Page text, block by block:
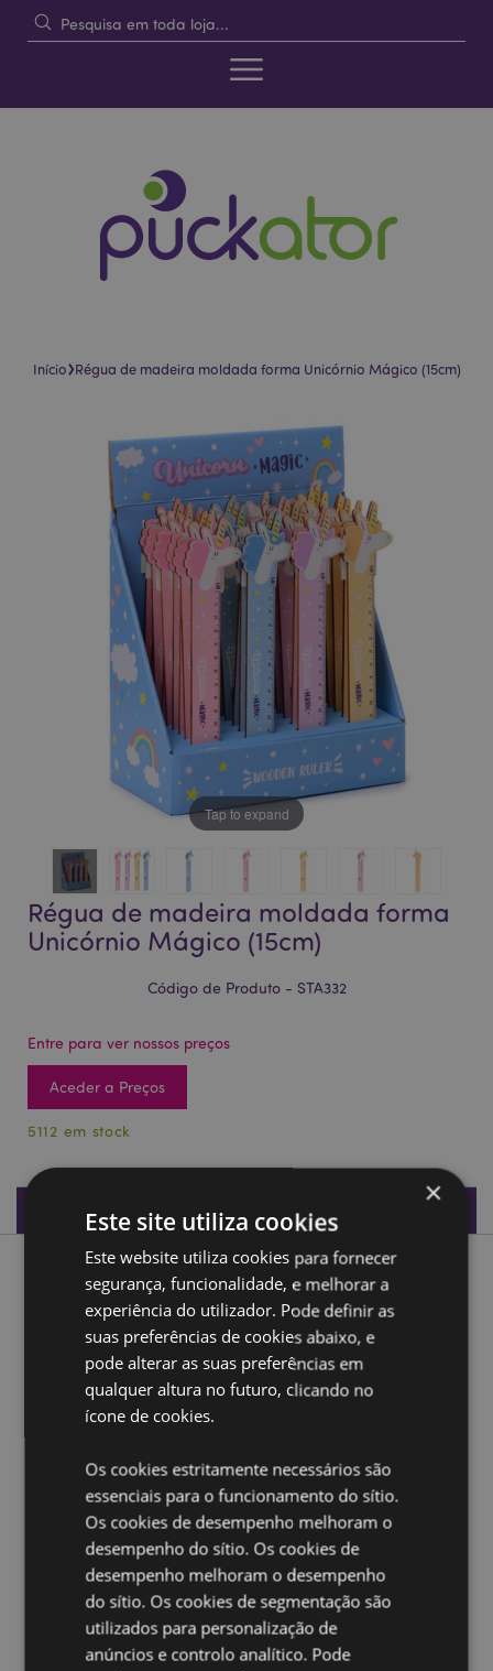
Início›Régua de madeira moldada forma Unicórnio Mágico (15cm)
Tap to expand
Régua de madeira moldada forma
Unicórnio Mágico (15cm)
Código de Produto - STA332
Entre para ver nossos preços
Aceder a Preços
5112 em stock
Especificações do Produto
Descrição do Produto
Régua de madeira moldada forma Unicórnio Mágico
Material:Madeira
Quer saber mais acerca de comprar na Puckator?
a nossaGuia de informação para o cliente.
Caracteristicas do Produto
Informação
Altura 21cm Largura 4.5cm Profundidade
0.1cm Mensurável 15cm
5055071789922
×
Este site utiliza cookies
Este website utiliza cookies para fornecer
segurança, funcionalidade, e melhorar a
experiência do utilizador. Pode definir as
suas preferências de cookies abaixo, e
pode alterar as suas preferências em
qualquer altura no futuro, clicando no
ícone de cookies.
Os cookies estritamente necessários são
essenciais para o funcionamento do sítio.
Os cookies de desempenho melhoram o
desempenho do sítio. Os cookies de
desempenho melhoram o desempenho
do sítio. Os cookies de segmentação são
utilizados para personalização de
anúncios e controlo analítico. Pode